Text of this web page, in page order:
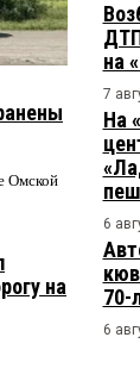
Омской
на
на
7
На
6
70-
6